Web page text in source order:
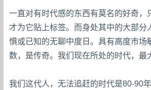
一直对有时代感的东西有莫名的好奇，
才为它贴上标签。而身处其中的大部分
惧或已知的无聊中度日。具有高度市场
数，是传奇。我们现在所处的时代，最
我们这代人，无法追赶的时代是80-90